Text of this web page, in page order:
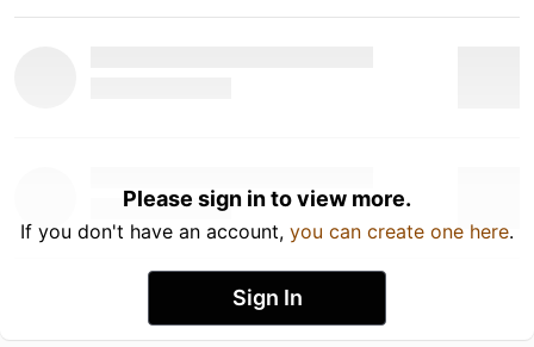
Please sign in to view more.
If you don't have an account, you can create one here.
Sign In